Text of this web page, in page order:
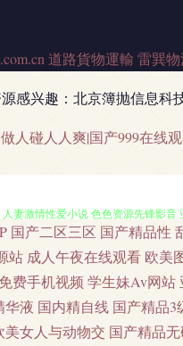
道路貨物運輸 雷巽
感兴趣：北京簿抛信息科
人碰人人爽|国产999在线
类小说 午夜情爱影院 亚洲精品二
妻激情性爱小说 色色资源先锋影
91网页版色色 福利姬在线导航 国
国产二区三区 国产精品性
站 成人午夜在线观看 欧美
费手机视频 学生妹Av网站
华液 国内精自线 国产精品3
美女人与动物交 国产精品